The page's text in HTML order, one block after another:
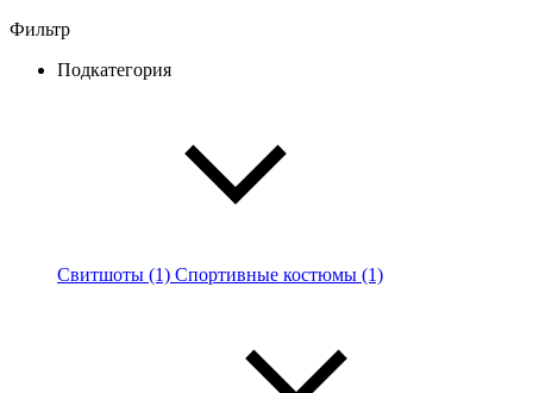
Фильтр
Подкатегория
Свитшоты (1) Спортивные костюмы (1)